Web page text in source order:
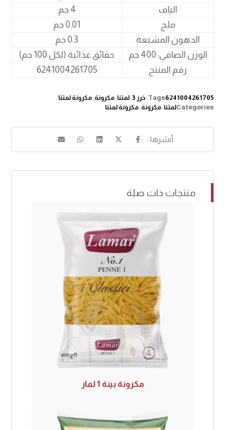
الياف
4 جم
ملح
0.01 جم
الدهون المشبعة
0.3 جم
الوزن الصافي: 400 جم
حقائق غذائية (لكل 100 جم)
رقم المنتج
6241004261705
Tags6241004261705 خرز 3 ,لمتنا ,مكرونة ,مكرونة لمتنا
Categoriesلمتنا ,مكرونة ,مكرونة لمتنا
منتجات ذات صلة
مكرونة بينة 1 لمار